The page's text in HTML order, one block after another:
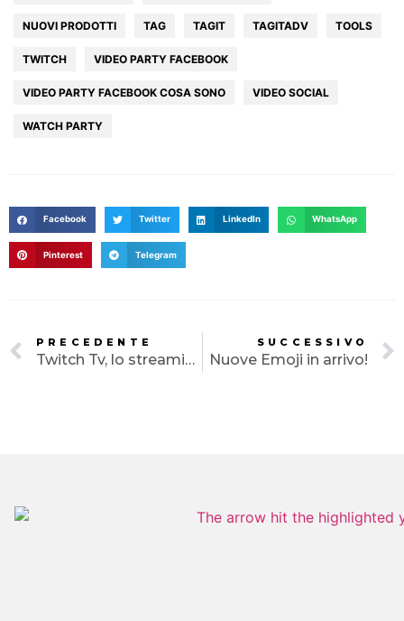
NUOVI PRODOTTI TAG TAGIT TAGITADV TOOLS
TWITCH VIDEO PARTY FACEBOOK
VIDEO PARTY FACEBOOK COSA SONO VIDEO SOCIAL
WATCH PARTY
Facebook Twitter LinkedIn WhatsApp
Pinterest Telegram
PRECEDENTE
Twitch Tv, lo streaming del gioco online.
SUCCESSIVO
Nuove Emoji in arrivo!
HOME
SERVIZI
PORTFOLIO
CONTATTI